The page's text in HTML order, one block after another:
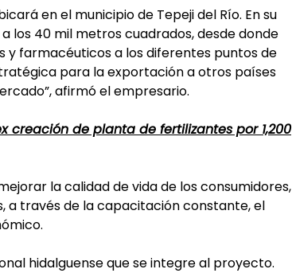
en el municipio de Tepeji del Río. En su
los 40 mil metros cuadrados, desde donde
farmacéuticos a los diferentes puntos de
para la exportación a otros países
afirmó el empresario.
creación de planta de fertilizantes por 1,200
la calidad de vida de los consumidores,
a través de la capacitación constante, el
hidalguense que se integre al proyecto.